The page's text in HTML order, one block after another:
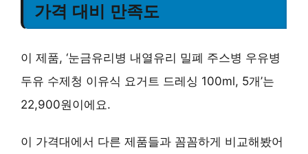
가격 대비 만족도
이 제품, ‘눈금유리병 내열유리 밀폐 주스병 우유병
두유 수제청 이유식 요거트 드레싱 100ml, 5개’는
22,900원이에요.
이 가격대에서 다른 제품들과 꼼꼼하게 비교해봤어